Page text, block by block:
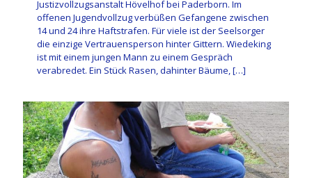
Justizvollzugsanstalt Hövelhof bei Paderborn. Im
offenen Jugendvollzug verbüßen Gefangene zwischen
14 und 24 ihre Haftstrafen. Für viele ist der Seelsorger
die einzige Vertrauensperson hinter Gittern. Wiedeking
ist mit einem jungen Mann zu einem Gespräch
verabredet. Ein Stück Rasen, dahinter Bäume,[…]